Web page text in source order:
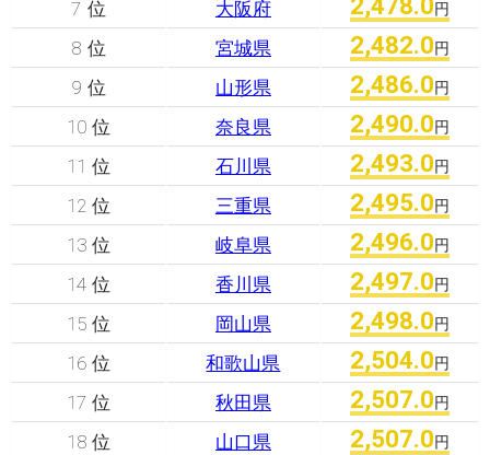
7 位 大阪府 円
8 位 宮城県 2,482.0円
9 位 山形県 2,486.0円
10 位 奈良県 2,490.0円
11 位 石川県 2,493.0円
12 位 三重県 2,495.0円
13 位 岐阜県 2,496.0円
14 位 香川県 2,497.0円
15 位 岡山県 2,498.0円
16 位 和歌山県 2,504.0円
17 位 秋田県 2,507.0円
18 位 山口県 2,507.0円